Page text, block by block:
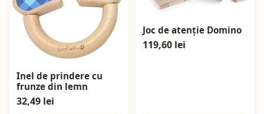
Inel de prindere cu
frunze din lemn
32,49 lei
Joc de atenție Domino
119,60 lei